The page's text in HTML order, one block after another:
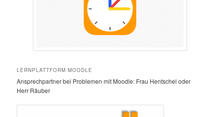
LERNPLATTFORM MOODLE
Ansprechpartner bei Problemen mit Moodle: Frau Hentschel oder
Herr Räuber